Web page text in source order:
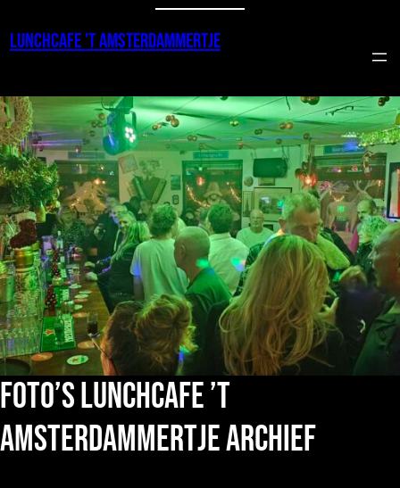
naarLunchcafe 't amsterdammertje
Foto’s Lunchcafe ’t
amsterdammertje archief